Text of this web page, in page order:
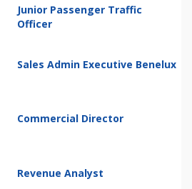
Junior Passenger Traffic
Officer
Sales Admin Executive Benelux
Commercial Director
Revenue Analyst